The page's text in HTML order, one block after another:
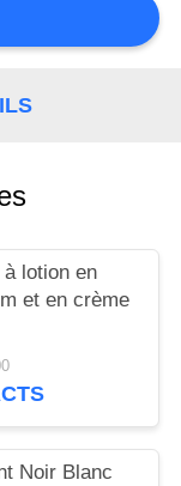
à lotion en
et en crème
Noir Blanc